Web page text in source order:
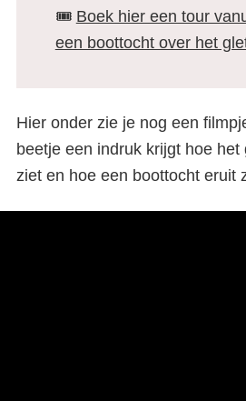
🎟️ Boek hier een tour
een boottocht over het
Hier onder zie je nog een
beetje een indruk krijgt hoe het
ziet en hoe een boottocht eruit